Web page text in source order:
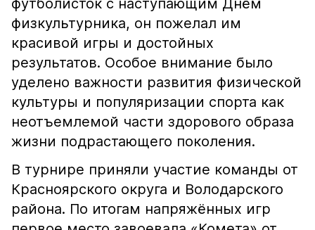
футболисток с наступающим Днём
физкультурника, он пожелал им
красивой игры и достойных
результатов. Особое внимание было
уделено важности развития физической
культуры и популяризации спорта как
неотъемлемой части здорового образа
жизни подрастающего поколения.
В турнире приняли участие команды от
Красноярского округа и Володарского
района. По итогам напряжённых игр